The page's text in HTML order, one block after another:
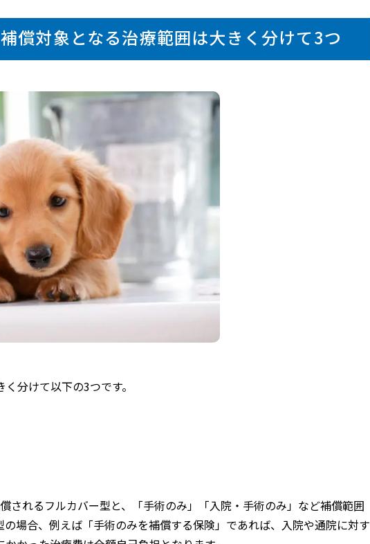
償対象となる治療範囲は大きく分けて3つ
分けて以下の3つです。
されるフルカバー型と、「手術のみ」「入院・手術のみ」など補償範囲
場合、例えば「手術のみを補償する保険」であれば、入院や通院に対す